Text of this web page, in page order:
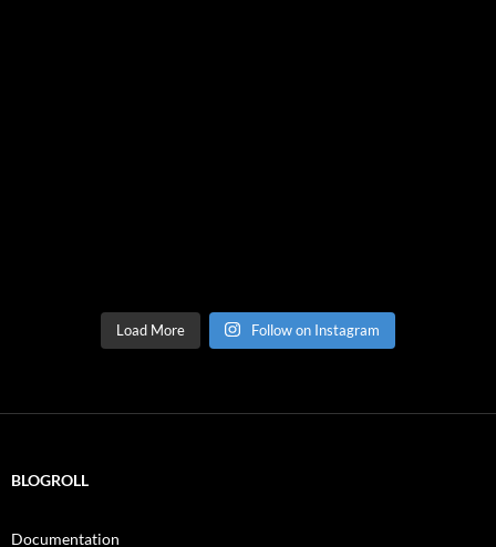
Load More Follow on Instagram
BLOGROLL
Documentation